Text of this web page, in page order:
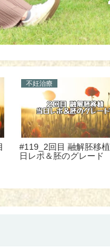
不妊治療
#112_はじめての判定日